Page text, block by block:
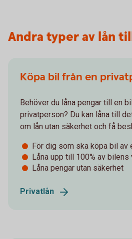
Andra typer av lån
Köpa bil från en
Behöver du låna pengar till en
privatperson? Du kan låna till
om lån utan säkerhet och få
För dig som ska köpa bil av
Låna upp till 100% av bilens
Låna pengar utan säkerhet
Privatlån